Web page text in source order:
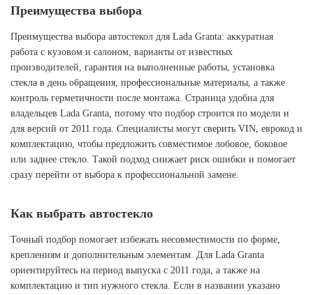
Преимущества выбора
Преимущества выбора автостекол для Lada Granta: аккуратная
работа с кузовом и салоном, варианты от известных
производителей, гарантия на выполненные работы, установка
стекла в день обращения, профессиональные материалы, а также
контроль герметичности после монтажа. Страница удобна для
владельцев Lada Granta, потому что подбор строится по модели и
для версий от 2011 года. Специалисты могут сверить VIN, еврокод и
комплектацию, чтобы предложить совместимое лобовое, боковое
или заднее стекло. Такой подход снижает риск ошибки и помогает
сразу перейти от выбора к профессиональной замене.
Как выбрать автостекло
Точный подбор помогает избежать несовместимости по форме,
креплениям и дополнительным элементам. Для Lada Granta
ориентируйтесь на период выпуска с 2011 года, а также на
комплектацию и тип нужного стекла. Если в названии указано